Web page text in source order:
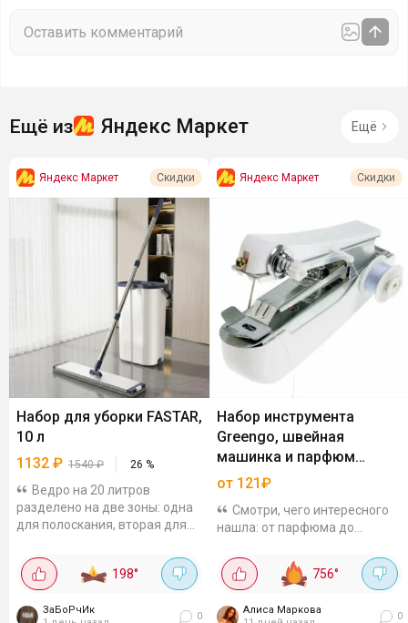
Ещё из Яндекс Маркет Ещё
Яндекс Маркет Скидки
Набор для уборки FASTAR,
10 л
1132 ₽ 1540₽ 26 %
Ведро на 20 литров
разделено на две зоны: одна
для полоскания, вторая для
регулируется по длине до 135
см, насадка поворачивается
на 360 градусов -...
198°
ЗаБоРчИк
0
Яндекс Маркет Скидки
Набор инструмента
Greengo, швейная
машинка и парфюм
Formula Sexy Blue Rain по
Маркет
от 121₽
Смотри, чего интересного
нашла: от парфюма до
приятным ценам благодаря
новому промокоду на скидку
Для сада и огорода:...
756°
Алиса Маркова
0